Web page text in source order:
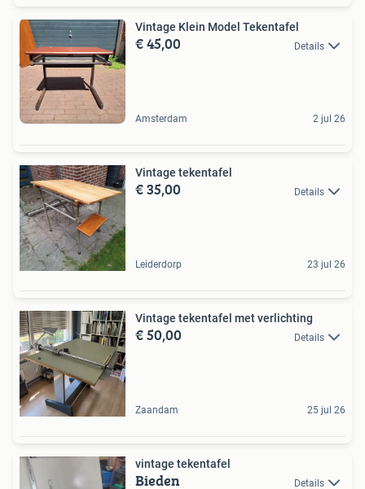
Vintage Klein Model Tekentafel
€ 45,00 Details
Amsterdam 2 jul 26
Vintage tekentafel
€ 35,00 Details
Leiderdorp 23 jul 26
Vintage tekentafel met verlichting
€ 50,00 Details
Zaandam 25 jul 26
vintage tekentafel
Bieden Details